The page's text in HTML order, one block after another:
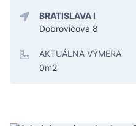
BRATISLAVA I
Dobrovičova 8
AKTUÁLNA VÝMERA
0m2